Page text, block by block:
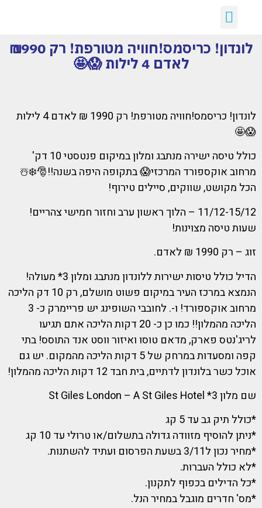
לונדון! כריסמס!חוויה מטורפת! רק 1990 ₪
לאדם 4 לילות 😱🤩
לונדון! כריסמס!חוויה מטורפת! רק 1990 ₪ לאדם 4 לילות
😱🤩
כולל טיסה ישירה מנתבג ומלון במיקום פנטסטי 10 דק'
מרחוב אוקספורד המרכזי😱 בתקופה היפה בשנה!!🎅❄️☃️
הכל מקושט, שווקים, סיילים טירוף!
11/12-15/12 – הלוך ראשון ערב וחזור חמישי צהריים!
שעות טיסה מצוינות!
זוג – רק 1990 ₪ לאדם.
הדיל כולל טיסות ישירות ללונדון מנתבג ומלון 3* מעולה!
הנמצא במרכז העיר במיקום פשוט מושלם, רק 10 דק הליכה
מרחוב אוקספורד! ו-. לחובבי השופינג יש פריימרק כ- 3
הליכה מהמלון!! כמו כן כ- 20 דקות הליכה אתם תגיעו
לריג'נטס פארק, מדאם טוסו ואיזור ווסט אנד התוסס! בתי
קפה ומסעדות במרחק של 5 דקות הליכה מהמקום. יש גם
אוכל כשר בלונדון לדתיים, בית חבד 12 דקות הליכה מהמלון!
שם מלון 3* St Giles London – A St Giles Hotel
*כולל תיק גב עד 5 קג
*ניתן להוסיף מזוודה גדולה בתשלום/או טרולי עד 10 קג
*מחיר נכון ל3/11 בשעת הפרסום ועתיד להשתנות.
*לא כולל העברות.
*כל הדילים בכפוף לתקנון.
*מס' חדרים מוגבל במחיר הנל.